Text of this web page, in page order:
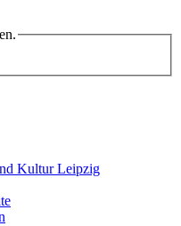
Kultur Leipzig